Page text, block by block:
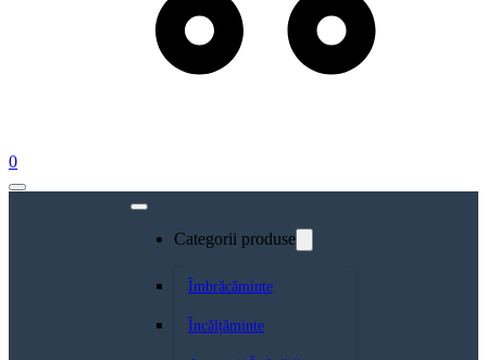
0
Categorii produse
Îmbrăcăminte
Încălțăminte